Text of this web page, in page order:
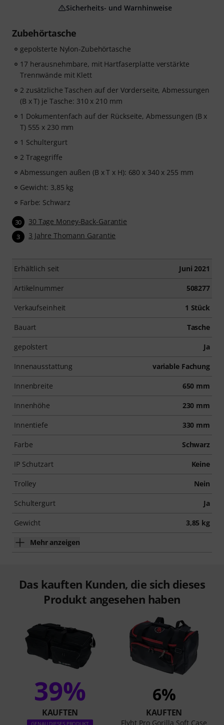
Zubehörtasche
gepolsterte Nylon-Zubehörtasche
17 herausnehmbare, mit Hartfaserplatte verstärkte
Trennwände mit Klett
2 zusätzliche Taschen auf der Vorderseite, Abmessungen
(B x T) je Tasche: 310 x 210 mm
1 Dokumentenfach auf der Rückseite, Abmessungen (B x
T) 555 x 230 mm
1 Schultergurt
2 Tragegriffe
Abmessungen außen (B x T x H): 680 x 340 x 255 mm
Gewicht: 3,85 kg
Farbe: Schwarz
30 30 Tage Money-Back-Garantie
3 3 Jahre Thomann Garantie
Erhältlich seit Juni 2021
Artikelnummer 508277
Verkaufseinheit 1 Stück
Bauart Tasche
gepolstert Ja
Innenausstattung variable Fachung
Innenbreite 650 mm
Innenhöhe 230 mm
Innentiefe 330 mm
Farbe Schwarz
IP Schutzart Keine
Trolley Nein
Schultergurt Ja
Gewicht 3,85 kg
Mehr anzeigen
Sicherheits- und Warnhinweise
Das kauften Kunden, die sich dieses
Produkt angesehen haben
39%
KAUFTEN
GENAU DIESES PRODUKT
6%
KAUFTEN
Flyht Pro Gorilla Soft Case